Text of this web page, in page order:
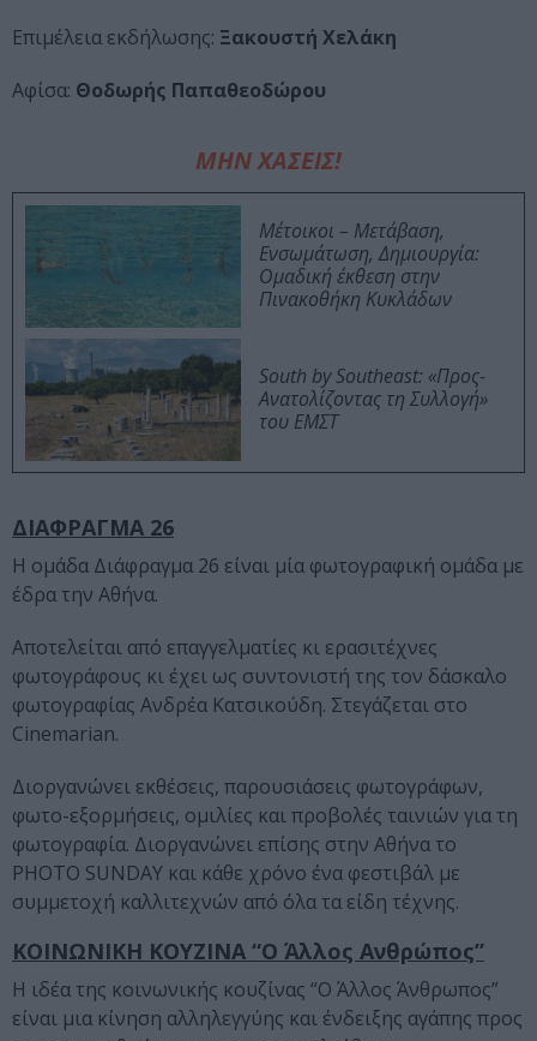
Επιμέλεια εκδήλωσης: Ξακουστή Χελάκη
Aφίσα: Θοδωρής Παπαθεοδώρου
ΜΗΝ ΧΑΣΕΙΣ!
Μέτοικοι – Μετάβαση,
Ενσωμάτωση, Δημιουργία:
Ομαδική έκθεση στην
Πινακοθήκη Κυκλάδων
South by Southeast: «Προς-
Ανατολίζοντας τη Συλλογή»
του ΕΜΣΤ
ΔΙΑΦΡΑΓΜΑ 26
Η ομάδα Διάφραγμα 26 είναι μία φωτογραφική ομάδα με
έδρα την Αθήνα.
Αποτελείται από επαγγελματίες κι ερασιτέχνες
φωτογράφους κι έχει ως συντονιστή της τον δάσκαλο
φωτογραφίας Ανδρέα Κατσικούδη. Στεγάζεται στο
Cinemarian.
Διοργανώνει εκθέσεις, παρουσιάσεις φωτογράφων,
φωτο-εξορμήσεις, ομιλίες και προβολές ταινιών για τη
φωτογραφία. Διοργανώνει επίσης στην Αθήνα το
PHOTO SUNDAY και κάθε χρόνο ένα φεστιβάλ με
συμμετοχή καλλιτεχνών από όλα τα είδη τέχνης.
ΚΟΙΝΩΝΙΚΗ ΚΟΥΖΙΝΑ “Ο Άλλος Ανθρώπος”
Η ιδέα της κοινωνικής κουζίνας “Ο Άλλος Άνθρωπος”
είναι μια κίνηση αλληλεγγύης και ένδειξης αγάπης προς